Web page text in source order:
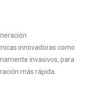
innovadoras como
invasivos, para
más rápida.